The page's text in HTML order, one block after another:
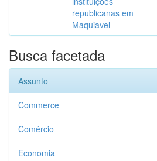
republicanas em
Maquiavel
Busca facetada
Assunto
Commerce
Comércio
Economia